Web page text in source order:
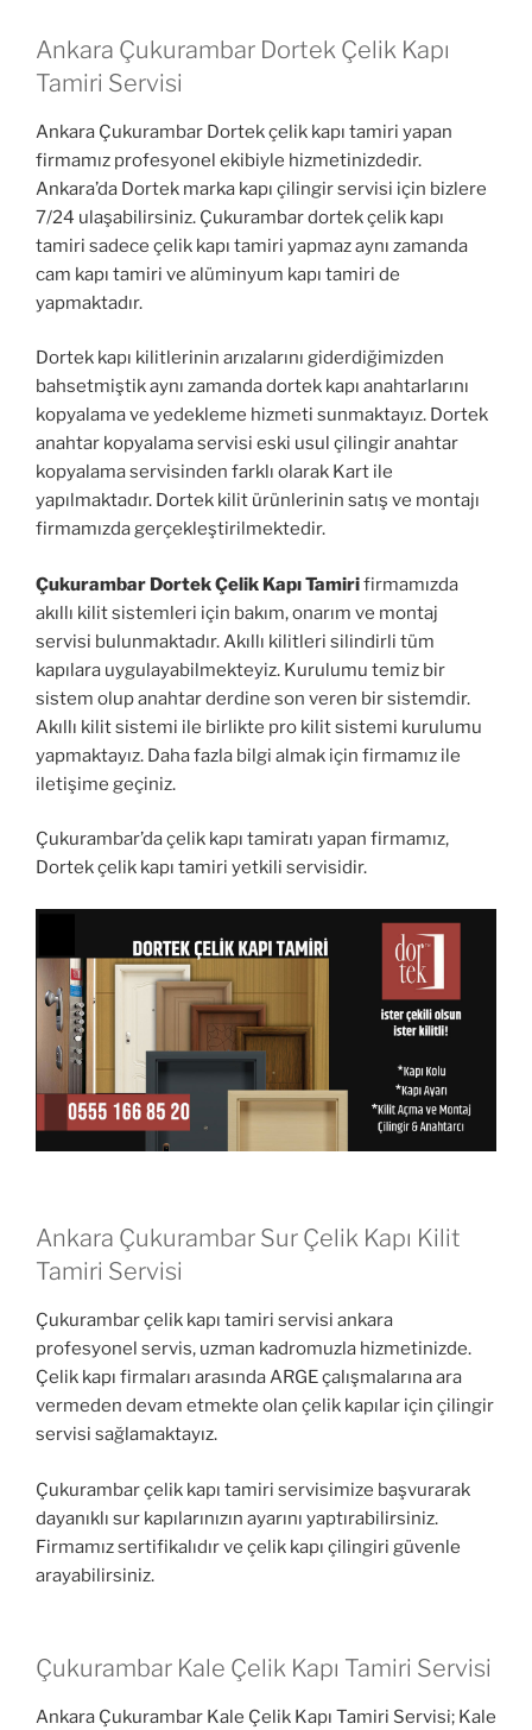
Ankara Çukurambar Dortek Çelik Kapı
Tamiri Servisi
Ankara Çukurambar Dortek çelik kapı tamiri yapan
firmamız profesyonel ekibiyle hizmetinizdedir.
Ankara’da Dortek marka kapı çilingir servisi için bizlere
7/24 ulaşabilirsiniz. Çukurambar dortek çelik kapı
tamiri sadece çelik kapı tamiri yapmaz aynı zamanda
cam kapı tamiri ve alüminyum kapı tamiri de
yapmaktadır.
Dortek kapı kilitlerinin arızalarını giderdiğimizden
bahsetmiştik aynı zamanda dortek kapı anahtarlarını
kopyalama ve yedekleme hizmeti sunmaktayız. Dortek
anahtar kopyalama servisi eski usul çilingir anahtar
kopyalama servisinden farklı olarak Kart ile
yapılmaktadır. Dortek kilit ürünlerinin satış ve montajı
firmamızda gerçekleştirilmektedir.
Çukurambar Dortek Çelik Kapı Tamirifirmamızda
akıllı kilit sistemleri için bakım, onarım ve montaj
servisi bulunmaktadır. Akıllı kilitleri silindirli tüm
kapılara uygulayabilmekteyiz. Kurulumu temiz bir
sistem olup anahtar derdine son veren bir sistemdir.
Akıllı kilit sistemi ile birlikte pro kilit sistemi kurulumu
yapmaktayız. Daha fazla bilgi almak için firmamız ile
iletişime geçiniz.
Çukurambar’da çelik kapı tamiratı yapan firmamız,
Dortek çelik kapı tamiri yetkili servisidir.
Ankara Çukurambar Sur Çelik Kapı Kilit
Tamiri Servisi
Çukurambar çelik kapı tamiri servisi ankara
profesyonel servis, uzman kadromuzla hizmetinizde.
Çelik kapı firmaları arasında ARGE çalışmalarına ara
vermeden devam etmekte olan çelik kapılar için çilingir
servisi sağlamaktayız.
Çukurambar çelik kapı tamiri servisimize başvurarak
dayanıklı sur kapılarınızın ayarını yaptırabilirsiniz.
Firmamız sertifikalıdır ve çelik kapı çilingiri güvenle
arayabilirsiniz.
Çukurambar Kale Çelik Kapı Tamiri Servisi
Ankara Çukurambar Kale Çelik Kapı Tamiri Servisi; Kale